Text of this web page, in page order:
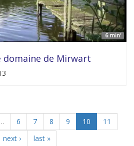
6 min'
domaine de Mirwart
6 7 8 9 10
11
next › last »